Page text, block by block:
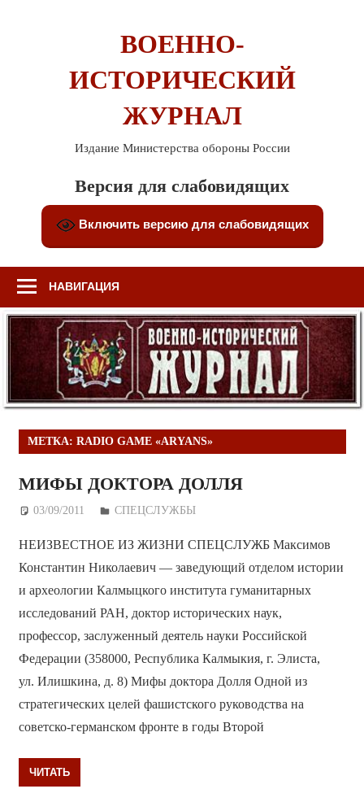
ВОЕННО-
ИСТОРИЧЕСКИЙ
ЖУРНАЛ
Издание Министерства обороны России
Версия для слабовидящих
Включить версию для слабовидящих
НАВИГАЦИЯ
МЕТКА: RADIO GAME «ARYANS»
МИФЫ ДОКТОРА ДОЛЛЯ
03/09/2011 Дежурный по Редакции
СПЕЦСЛУЖБЫ
НЕИЗВЕСТНОЕ ИЗ ЖИЗНИ СПЕЦСЛУЖБ Максимов
Константин Николаевич — заведующий отделом истории
и археологии Калмыцкого института гуманитарных
исследований РАН, доктор исторических наук,
профессор, заслуженный деятель науки Российской
Федерации (358000, Республика Калмыкия, г. Элиста,
ул. Илишкина, д. 8) Мифы доктора Долля Одной из
стратегических целей фашистского руководства на
советско-германском фронте в годы Второй
ЧИТАТЬ